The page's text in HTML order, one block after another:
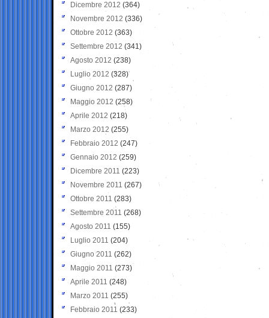
Dicembre 2012 (364)
Novembre 2012 (336)
Ottobre 2012 (363)
Settembre 2012 (341)
Agosto 2012 (238)
Luglio 2012 (328)
Giugno 2012 (287)
Maggio 2012 (258)
Aprile 2012 (218)
Marzo 2012 (255)
Febbraio 2012 (247)
Gennaio 2012 (259)
Dicembre 2011 (223)
Novembre 2011 (267)
Ottobre 2011 (283)
Settembre 2011 (268)
Agosto 2011 (155)
Luglio 2011 (204)
Giugno 2011 (262)
Maggio 2011 (273)
Aprile 2011 (248)
Marzo 2011 (255)
Febbraio 2011 (233)